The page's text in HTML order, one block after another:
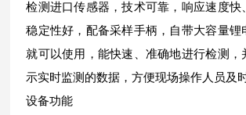
检测进口传感器，技术可靠，响应速度快
稳定性好，配备采样手柄，自带大容量锂
就可以使用，能快速、准确地进行检测，
示实时监测的数据，方便现场操作人员及
设备功能